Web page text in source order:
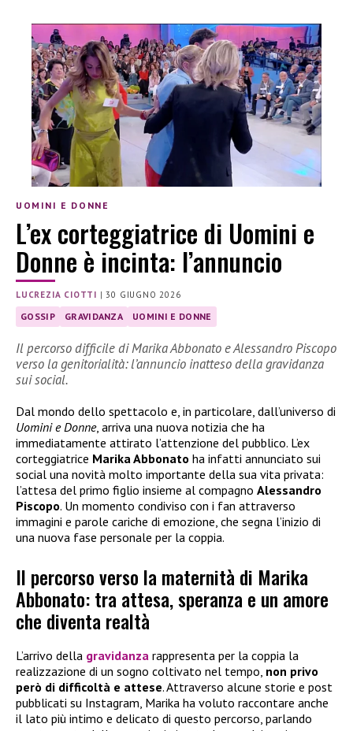
UOMINI E DONNE
L’ex corteggiatrice di Uomini e
Donne è incinta: l’annuncio
LUCREZIA CIOTTI |30 GIUGNO 2026
GOSSIP GRAVIDANZA UOMINI E DONNE
Il percorso difficile di Marika Abbonato e Alessandro Piscopo
verso la genitorialità: l’annuncio inatteso della gravidanza
sui social.
Dal mondo dello spettacolo e, in particolare, dall’universo di
Uomini e Donne, arriva una nuova notizia che ha
immediatamente attirato l’attenzione del pubblico. L’ex
corteggiatrice Marika Abbonato ha infatti annunciato sui
social una novità molto importante della sua vita privata:
l’attesa del primo figlio insieme al compagno Alessandro
Piscopo. Un momento condiviso con i fan attraverso
immagini e parole cariche di emozione, che segna l’inizio di
una nuova fase personale per la coppia.
Il percorso verso la maternità di Marika
Abbonato: tra attesa, speranza e un amore
che diventa realtà
L’arrivo della gravidanza rappresenta per la coppia la
realizzazione di un sogno coltivato nel tempo, non privo
però di difficoltà e attese. Attraverso alcune storie e post
pubblicati su Instagram, Marika ha voluto raccontare anche
il lato più intimo e delicato di questo percorso, parlando